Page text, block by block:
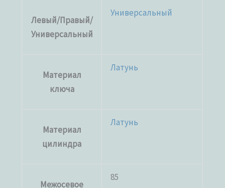
Левый/Правый/
Универсальный
Универсальный
Материал
ключа
Латунь
Материал
цилиндра
Латунь
Межосевое
85